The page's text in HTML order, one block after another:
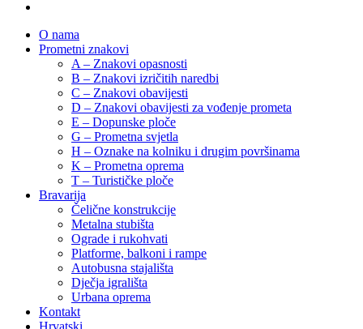
O nama
Prometni znakovi
A – Znakovi opasnosti
B – Znakovi izričitih naredbi
C – Znakovi obavijesti
D – Znakovi obavijesti za vođenje prometa
E – Dopunske ploče
G – Prometna svjetla
H – Oznake na kolniku i drugim površinama
K – Prometna oprema
T – Turističke ploče
Bravarija
Čelične konstrukcije
Metalna stubišta
Ograde i rukohvati
Platforme, balkoni i rampe
Autobusna stajališta
Dječja igrališta
Urbana oprema
Kontakt
Hrvatski